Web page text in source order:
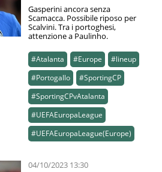
Gasperini ancora senza
Scamacca. Possibile riposo per
Scalvini. Tra i portoghesi,
attenzione a Paulinho.
#Atalanta #Europe
#lineup
#Portogallo
#SportingCP
#SportingCPvAtalanta
#UEFAEuropaLeague
#UEFAEuropaLeague(Europe)
04/10/2023 13:30